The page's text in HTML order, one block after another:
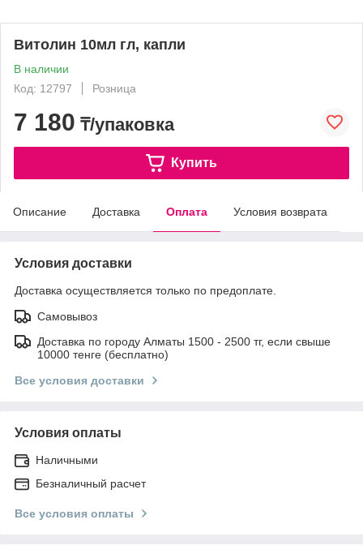
Витолин 10мл гл, капли
В наличии
Код: 12797
Розница
7 180 ₸/упаковка
Купить
Описание Доставка Оплата Условия возврата
Условия доставки
Доставка осуществляется только по предоплате.
Самовывоз
Доставка по городу Алматы 1500 - 2500 тг, если свыше
10000 тенге (бесплатно)
Все условия доставки
Условия оплаты
Наличными
Безналичный расчет
Все условия оплаты